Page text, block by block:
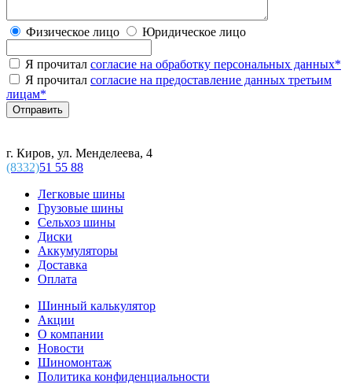
Физическое лицо Юридическое лицо
Я прочитал согласие на обработку персональных данных*
Я прочитал согласие на предоставление данных третьим
лицам*
г. Киров, ул. Менделеева, 4
(8332)51 55 88
Легковые шины
Грузовые шины
Сельхоз шины
Диски
Аккумуляторы
Доставка
Оплата
Шинный калькулятор
Акции
О компании
Новости
Шиномонтаж
Политика конфиденциальности